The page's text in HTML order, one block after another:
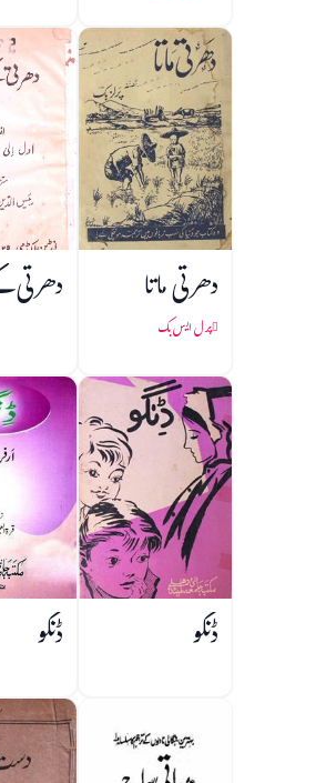
دھرتی ماتا
پرل ایس بک
دھرتی
ڈنگو ڈنگو